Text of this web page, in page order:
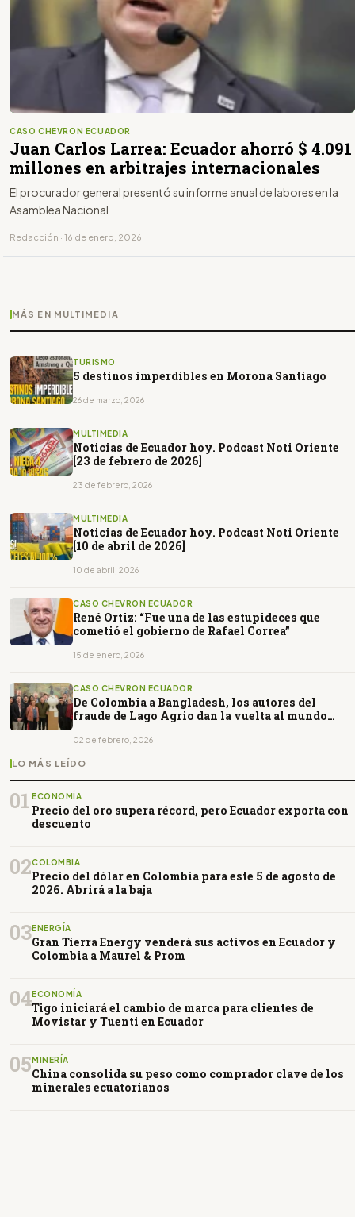
CASO CHEVRON ECUADOR
Juan Carlos Larrea: Ecuador ahorró $ 4.091
millones en arbitrajes internacionales
El procurador general presentó su informe anual de labores en la
Asamblea Nacional
Redacción · 16 de enero, 2026
MÁS EN MULTIMEDIA
TURISMO
5 destinos imperdibles en Morona Santiago
26 de marzo, 2026
MULTIMEDIA
Noticias de Ecuador hoy. Podcast Noti Oriente
[23 de febrero de 2026]
23 de febrero, 2026
MULTIMEDIA
Noticias de Ecuador hoy. Podcast Noti Oriente
[10 de abril de 2026]
10 de abril, 2026
CASO CHEVRON ECUADOR
René Ortiz: “Fue una de las estupideces que
cometió el gobierno de Rafael Correa”
15 de enero, 2026
CASO CHEVRON ECUADOR
De Colombia a Bangladesh, los autores del
fraude de Lago Agrio dan la vuelta al mundo
02 de febrero, 2026
LO MÁS LEÍDO
01 ECONOMÍA
Precio del oro supera récord, pero Ecuador exporta con
descuento
02COLOMBIA
Precio del dólar en Colombia para este 5 de agosto de
2026. Abrirá a la baja
03ENERGÍA
Gran Tierra Energy venderá sus activos en Ecuador y
Colombia a Maurel & Prom
04ECONOMÍA
Tigo iniciará el cambio de marca para clientes de
Movistar y Tuenti en Ecuador
05MINERÍA
China consolida su peso como comprador clave de los
minerales ecuatorianos